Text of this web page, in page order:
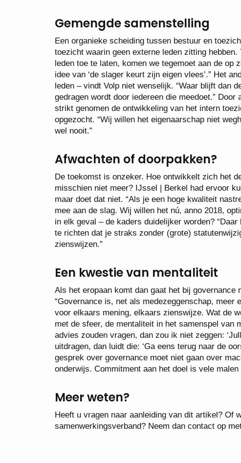
Gemengde samenstelling
Een organieke scheiding tussen bestuur en
toezicht waarin geen externe leden zitting
leden toe te laten, komen we tegemoet aan de
idee van ‘de slager keurt zijn eigen vlees’.” Het
leden – vindt Volp niet wenselijk. “Waar blijft dan
gedragen wordt door iedereen die meedoet.”
strikt genomen de ontwikkeling van het intern
opgezocht. “Wij willen het eigenaarschap niet
wel nooit.”
Afwachten of doorpakken?
De toekomst is onzeker. Hoe ontwikkelt zich het
misschien niet meer? IJssel | Berkel had ervoor
maar doet dat niet. “Als je een hoge kwaliteit
mee aan de slag. Wij willen het nú, anno 2018,
in elk geval – de kaders duidelijker worden?
te richten dat je straks zonder (grote)
zienswijzen.”
Een kwestie van mentaliteit
Als het eropaan komt dan gaat het bij
“Governance is, net als medezeggenschap,
voor elkaars mening, elkaars zienswijze. Wat de
met de sfeer, de mentaliteit in het samenspel van
advies zouden vragen, dan zou ik niet zeggen:
uitdragen, dan luidt die: ‘Ga eens terug naar de
gesprek over governance moet niet gaan over
onderwijs. Commitment aan het doel is vele
Meer weten?
Heeft u vragen naar aanleiding van dit artikel? Of
samenwerkingsverband? Neem dan contact op